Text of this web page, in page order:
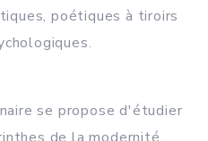
poétiques à tiroirs
se propose d'étudier